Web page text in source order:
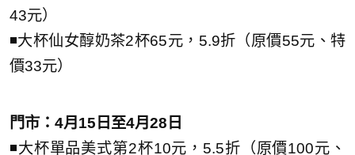
43元）
◾大杯仙女醇奶茶2杯65元，5.9折（原價55元、特
價33元）
門市：4月15日至4月28日
◾大杯單品美式第2杯10元，5.5折（原價100元、